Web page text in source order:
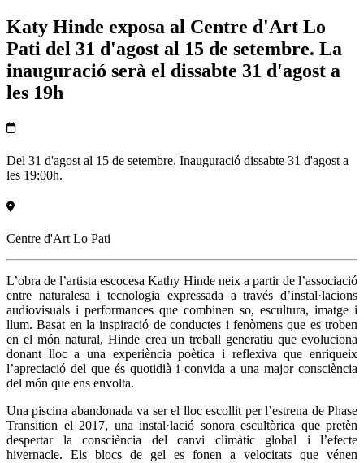
Katy Hinde exposa al Centre d'Art Lo
Pati del 31 d'agost al 15 de setembre. La
inauguració serà el dissabte 31 d'agost a
les 19h
Del 31 d'agost al 15 de setembre. Inauguració dissabte 31 d'agost a
les 19:00h.
Centre d'Art Lo Pati
L’obra de l’artista escocesa Kathy Hinde neix a partir de l’associació
entre naturalesa i tecnologia expressada a través d’instal·lacions
audiovisuals i performances que combinen so, escultura, imatge i
llum. Basat en la inspiració de conductes i fenòmens que es troben
en el món natural, Hinde crea un treball generatiu que evoluciona
donant lloc a una experiència poètica i reflexiva que enriqueix
l’apreciació del que és quotidià i convida a una major consciència
del món que ens envolta.
Una piscina abandonada va ser el lloc escollit per l’estrena de Phase
Transition el 2017, una instal·lació sonora escultòrica que pretèn
despertar la consciència del canvi climàtic global i l’efecte
hivernacle. Els blocs de gel es fonen a velocitats que vénen